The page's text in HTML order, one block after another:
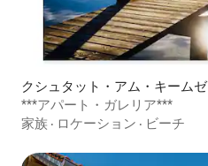
クシュタット・アム・キーム
***アパート・ガレリア***
家族 · ロケーション · ビーチ